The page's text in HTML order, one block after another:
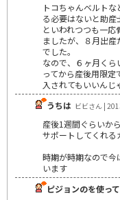
トコちゃんベルト
る必要はないと助産
といわれつつも一
ましたが、８月出
でした。
なので、６ヶ月く
ってから産後用限
入されてもいいんじ
うちは ビビさん |
産後1週間ぐらいか
サポートしてくれる
時期が時期なので今
います
ピジョンのを使っ